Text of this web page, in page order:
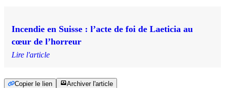
Incendie en Suisse : l’acte de foi de Laeticia au
cœur de l’horreur
Lire l'article
Copier le lien Archiver l'article